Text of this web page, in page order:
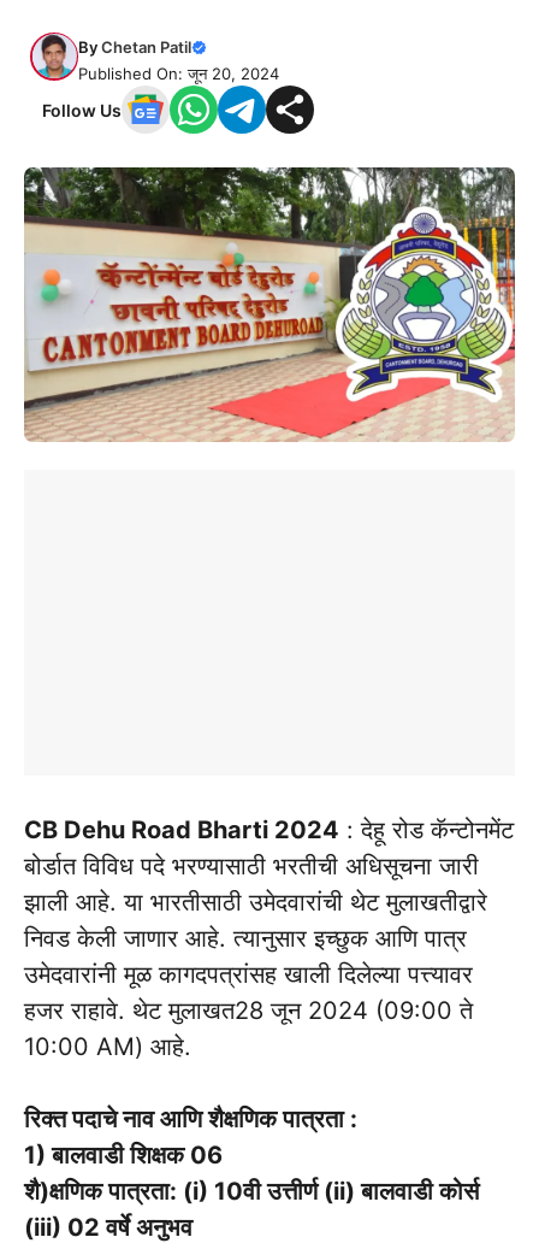
ByChetan Patil
Published On: जून 20, 2024
Follow Us
CB Dehu Road Bharti 2024 : देहू रोड कॅन्टोनमेंट
बोर्डात विविध पदे भरण्यासाठी भरतीची अधिसूचना जारी
झाली आहे. या भारतीसाठी उमेदवारांची थेट मुलाखतीद्वारे
निवड केली जाणार आहे. त्यानुसार इच्छुक आणि पात्र
उमेदवारांनी मूळ कागदपत्रांसह खाली दिलेल्या पत्त्यावर
हजर राहावे. थेट मुलाखत28 जून 2024 (09:00 ते
10:00 AM) आहे.
रिक्त पदाचे नाव आणि शैक्षणिक पात्रता :
1) बालवाडी शिक्षक 06
शै)क्षणिक पात्रता: (i) 10वी उत्तीर्ण (ii) बालवाडी कोर्स
(iii) 02 वर्षे अनुभव